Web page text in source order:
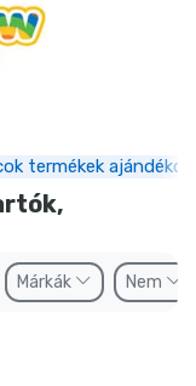
termékek ajándékok
Márkák Nem